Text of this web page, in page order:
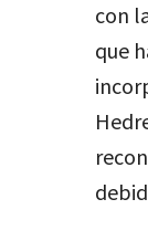
con
que